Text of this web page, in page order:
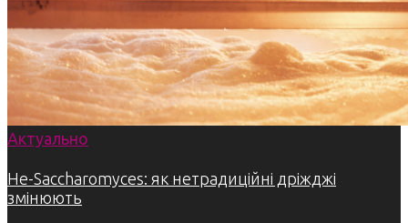
Актуально
Не-Saccharomyces: як нетрадиційні дріжджі
змінюють